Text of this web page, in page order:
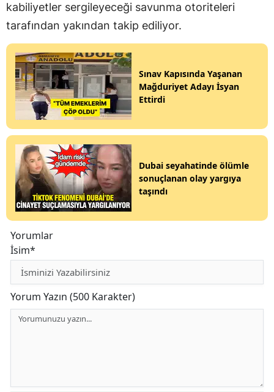
kabiliyetler sergileyeceği savunma otoriteleri
tarafından yakından takip ediliyor.
Sınav Kapısında Yaşanan
Mağduriyet Adayı İsyan
Ettirdi
Dubai seyahatinde ölümle
sonuçlanan olay yargıya
taşındı
Yorumlar
İsim*
Yorum Yazın (500 Karakter)